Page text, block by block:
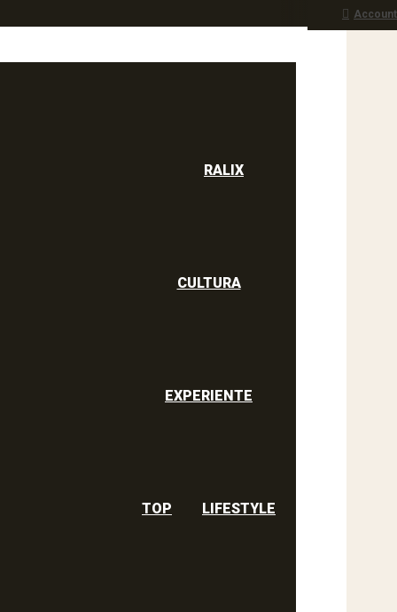
Account
RALIX
CULTURA
EXPERIENTE
TOP LIFESTYLE